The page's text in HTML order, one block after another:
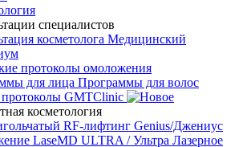
специалистов
косметолога Медицинский
протоколы омоложения
для лица Программы для волос
GMTClinic
косметология
RF-лифтинг Genius/Джениус
LaseMD ULTRA / Ультра Лазерное